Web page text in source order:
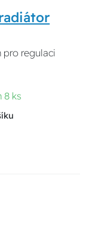
pro regulaci
8 ks